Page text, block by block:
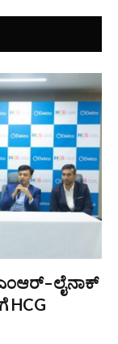
HCG